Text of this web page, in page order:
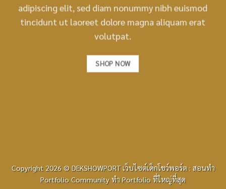
adipiscing elit, sed diam nonummy nibh euismod
tincidunt ut laoreet dolore magna aliquam erat
volutpat.
SHOP NOW
Copyright 2026 © DEKSHOWPORT เว็บไซต์เด็กโชว์พอร์ต : สอนทำ
Portfolio Community ทำ Portfolio ที่ใหญ่ที่สุด